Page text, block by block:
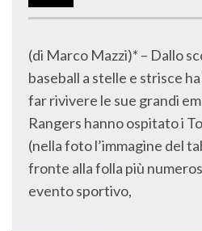
(di Marco Mazzi)* – Dallo
baseball a stelle e strisce
far rivivere le sue grandi
Rangers hanno ospitato i
(nella foto l’immagine del
fronte alla folla più
evento sportivo,